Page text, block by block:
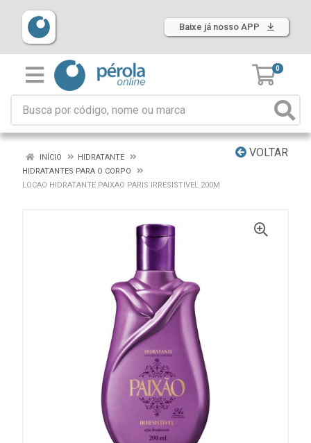
Baixe já nosso APP
0
VOLTAR
INÍCIO
HIDRATANTE
HIDRATANTES PARA O CORPO
LOCAO HIDRATANTE PAIXAO PARIS IRRESISTIVEL 200M